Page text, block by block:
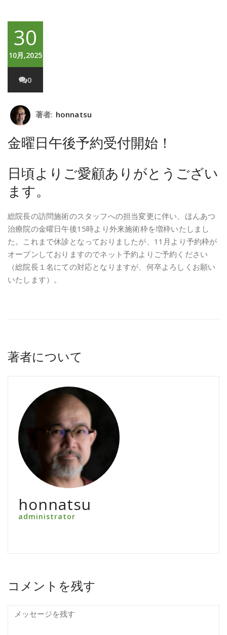
30
10月,2025
0
著者: honnatsu
金曜日午後予約受付開始！
日頃よりご愛顧ありがとうござい
ます。
総院長の訪問施術のスタッフへの担当変更に伴い、ほんあつ
治療院の金曜日午後15時より外来施術枠を増枠いたしまし
た。これまで休診となっておりましたが、11月より予約枠が
オープンしておりますのでネット予約よりご予約ください
（総院長１名にての対応となりますが、何卒よろしくお願い
いたします）。
著者について
honnatsu
administrator
コメントを残す